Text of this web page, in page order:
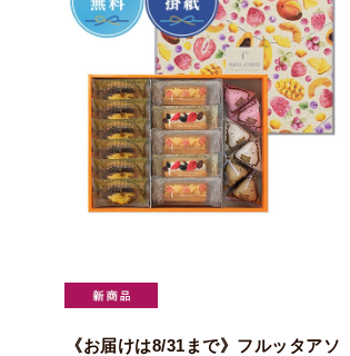
《お届けは8/31まで》フルッタアソ